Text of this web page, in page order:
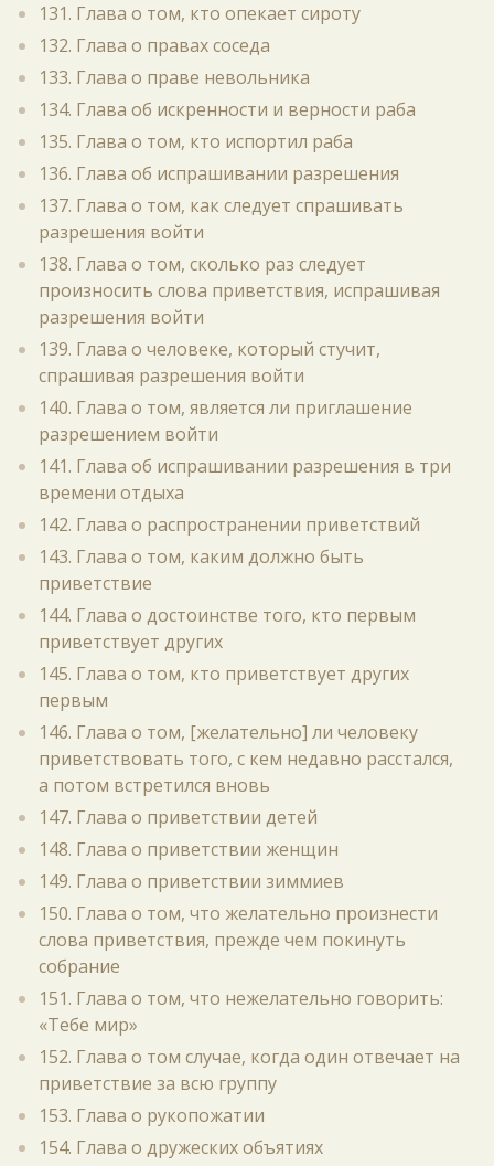
131. Глава о том, кто опекает сироту
132. Глава о правах соседа
133. Глава о праве невольника
134. Глава об искренности и верности раба
135. Глава о том, кто испортил раба
136. Глава об испрашивании разрешения
137. Глава о том, как следует спрашивать
разрешения войти
138. Глава о том, сколько раз следует
произносить слова приветствия, испрашивая
разрешения войти
139. Глава о человеке, который стучит,
спрашивая разрешения войти
140. Глава о том, является ли приглашение
разрешением войти
141. Глава об испрашивании разрешения в три
времени отдыха
142. Глава о распространении приветствий
143. Глава о том, каким должно быть
приветствие
144. Глава о достоинстве того, кто первым
приветствует других
145. Глава о том, кто приветствует других
первым
146. Глава о том, [желательно] ли человеку
приветствовать того, с кем недавно расстался,
а потом встретился вновь
147. Глава о приветствии детей
148. Глава о приветствии женщин
149. Глава о приветствии зиммиев
150. Глава о том, что желательно произнести
слова приветствия, прежде чем покинуть
собрание
151. Глава о том, что нежелательно говорить:
«Тебе мир»
152. Глава о том случае, когда один отвечает на
приветствие за всю группу
153. Глава о рукопожатии
154. Глава о дружеских объятиях